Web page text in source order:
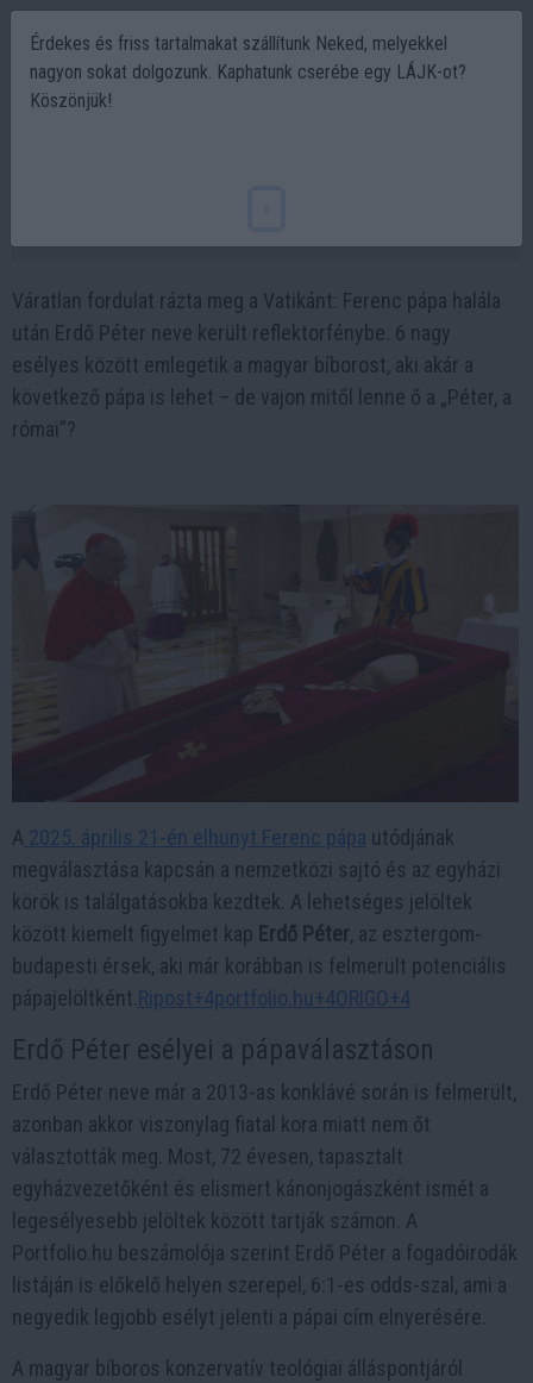
Váratlan fordulat rázta meg a Vatikánt: Ferenc pápa halála
után Erdő Péter neve került reflektorfénybe. 6 nagy
esélyes között emlegetik a magyar bíborost, aki akár a
következő pápa is lehet – de vajon mitől lenne ő a „Péter, a
római”?
A 2025. április 21-én elhunyt Ferenc pápa utódjának
megválasztása kapcsán a nemzetközi sajtó és az egyházi
körök is találgatásokba kezdtek. A lehetséges jelöltek
között kiemelt figyelmet kap Erdő Péter, az esztergom-
budapesti érsek, aki már korábban is felmerült potenciális
pápajelöltként.​ Ripost+4portfolio.hu+4ORIGO+4
Erdő Péter esélyei a pápaválasztáson
Erdő Péter neve már a 2013-as konklávé során is felmerült,
azonban akkor viszonylag fiatal kora miatt nem őt
választották meg. Most, 72 évesen, tapasztalt
egyházvezetőként és elismert kánonjogászként ismét a
legesélyesebb jelöltek között tartják számon. A
Portfolio.hu beszámolója szerint Erdő Péter a fogadóirodák
listáján is előkelő helyen szerepel, 6:1-es odds-szal, ami a
negyedik legjobb esélyt jelenti a pápai cím elnyerésére. ​
A magyar bíboros konzervatív teológiai álláspontjáról
Érdekes és friss tartalmakat szállítunk Neked, melyekkel
nagyon sokat dolgozunk. Kaphatunk cserébe egy LÁJK-ot?
Köszönjük!